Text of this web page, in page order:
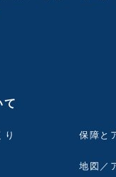
て
り 保障と
地図／